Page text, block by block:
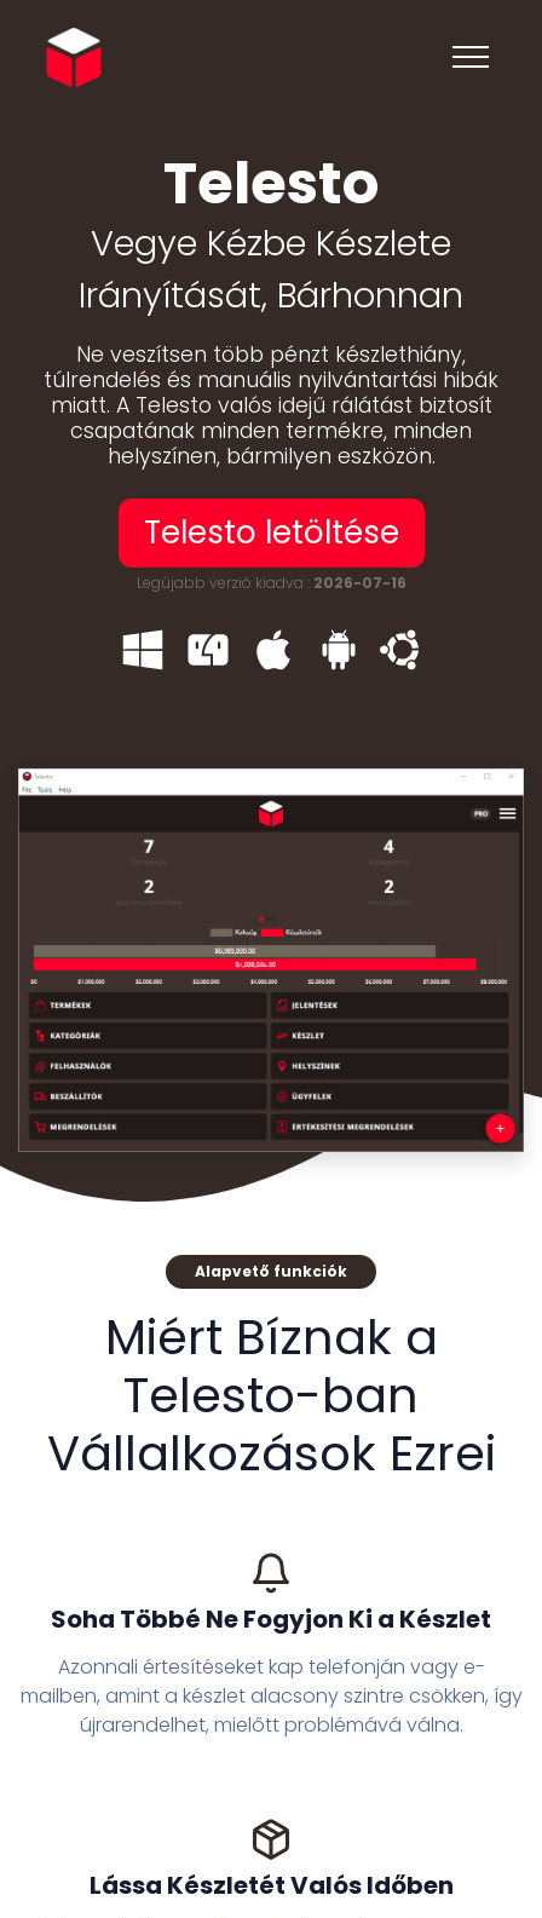
Telesto
Vegye Kézbe Készlete
Irányítását, Bárhonnan
Ne veszítsen több pénzt készlethiány,
túlrendelés és manuális nyilvántartási hibák
miatt. A Telesto valós idejű rálátást biztosít
csapatának minden termékre, minden
helyszínen, bármilyen eszközön.
Telesto letöltése
Legújabb verzió kiadva : 2026-07-16
Alapvető funkciók
Miért Bíznak a
Telesto-ban
Vállalkozások Ezrei
Soha Többé Ne Fogyjon Ki a Készlet
Azonnali értesítéseket kap telefonján vagy e-
mailben, amint a készlet alacsony szintre csökken, így
újrarendelhet, mielőtt problémává válna.
Lássa Készletét Valós Időben